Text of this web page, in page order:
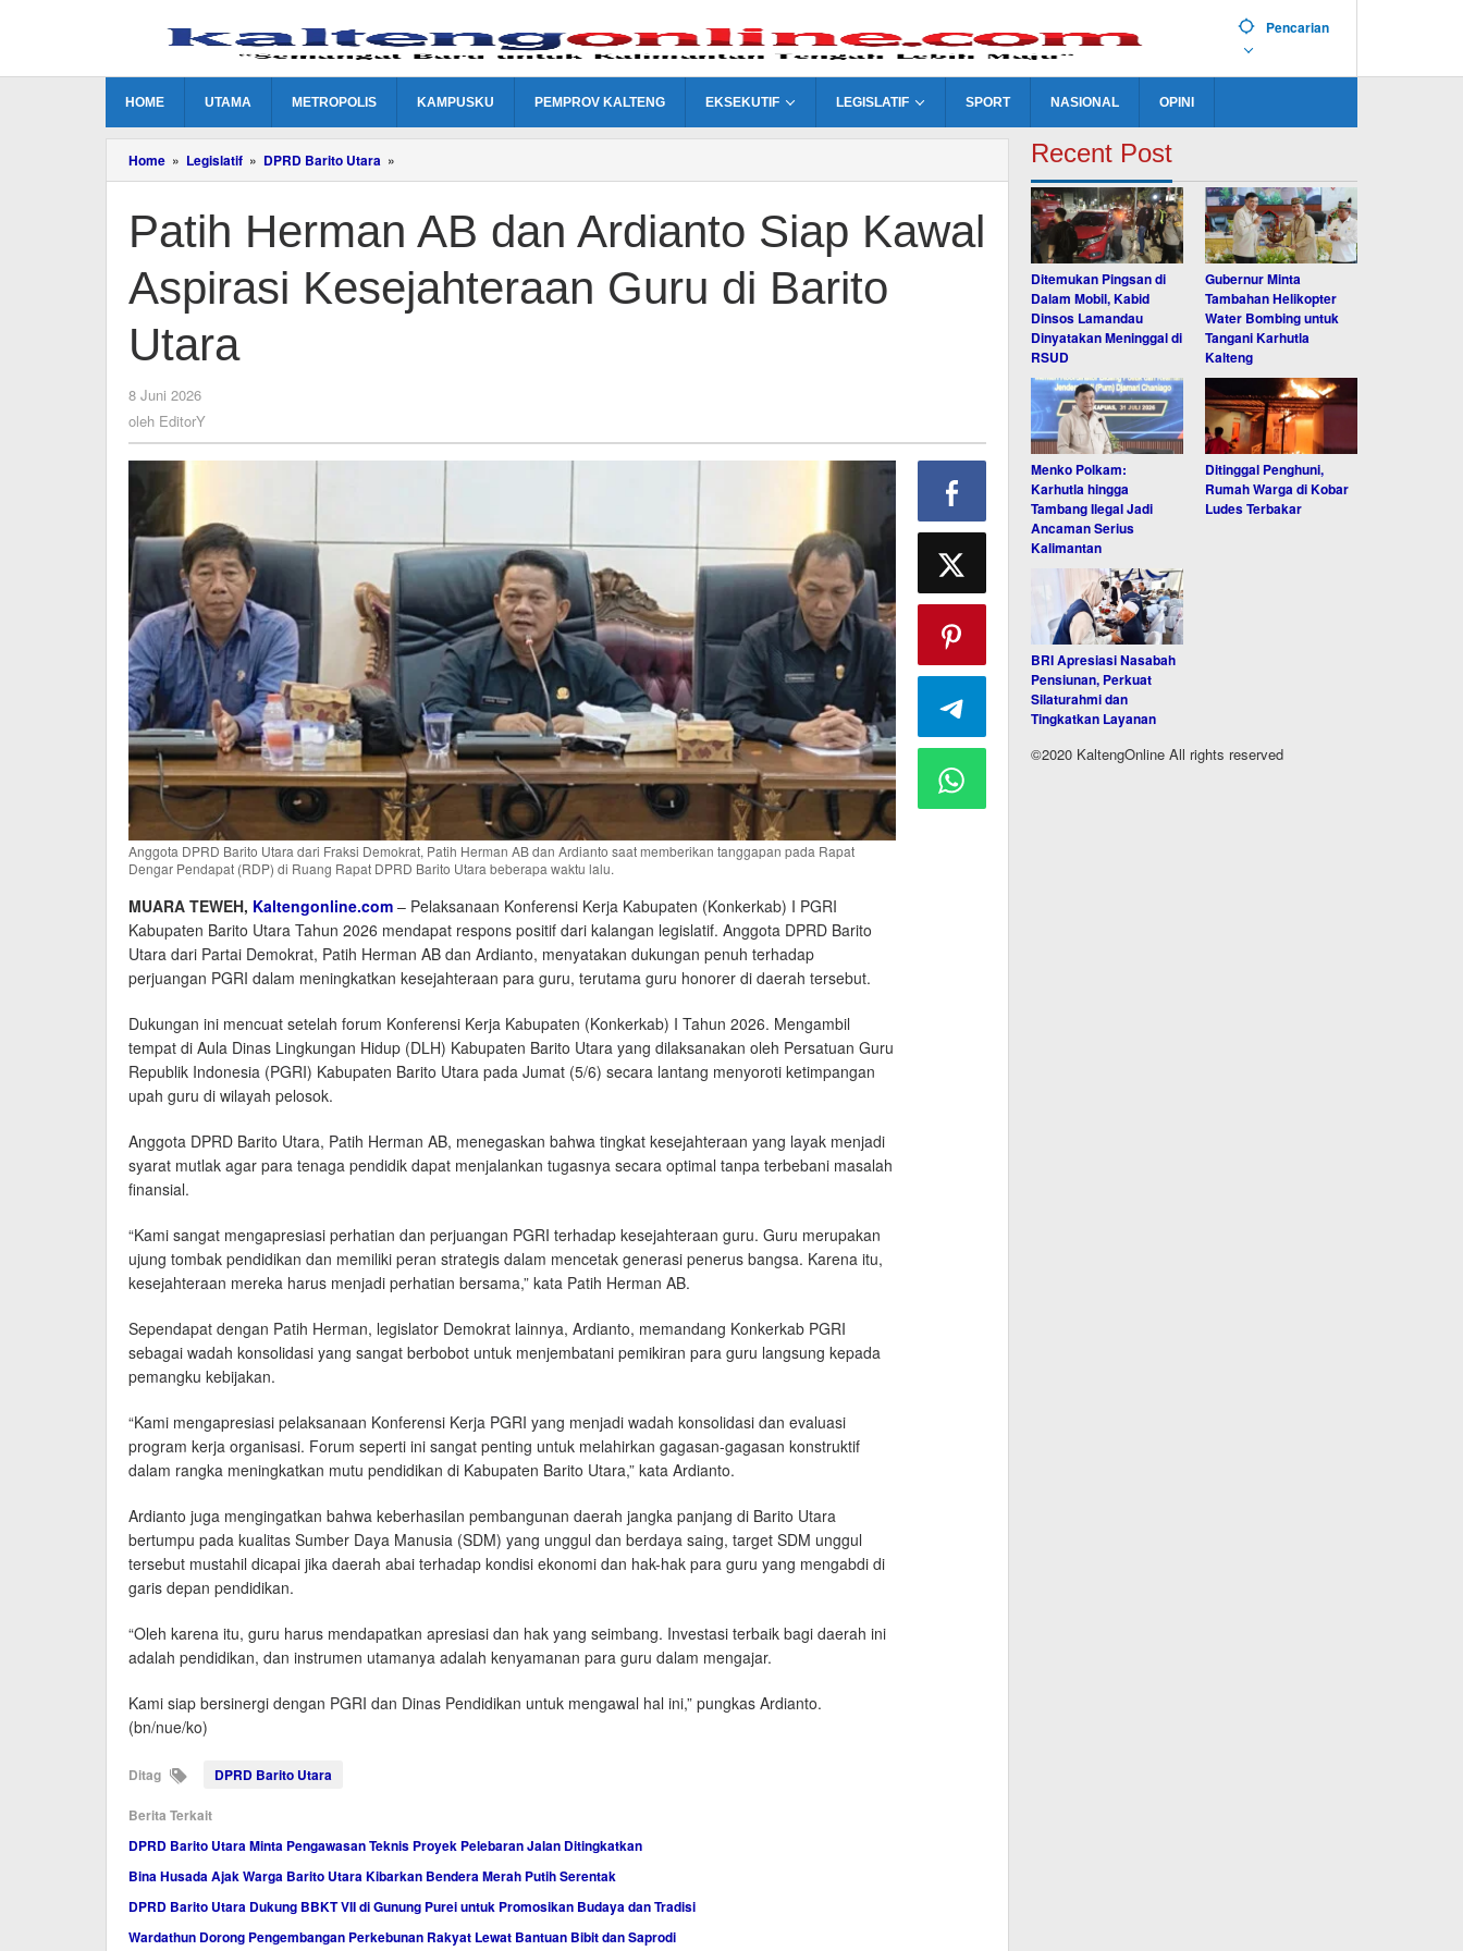
Pencarian
HOME UTAMA METROPOLIS KAMPUSKU PEMPROV KALTENG EKSEKUTIF LEGISLATIF SPORT NASIONAL OPINI
Home » Legislatif » DPRD Barito Utara »
Herman
dan
Ardianto
Kawal
Aspirasi
Kesejahteraan
Patih Herman AB dan Ardianto Siap Kawal
Aspirasi Kesejahteraan Guru di Barito
Utara
8 Juni 2026
oleh EditorY
Anggota DPRD Barito Utara dari Fraksi Demokrat, Patih Herman AB dan Ardianto saat memberikan tanggapan pada Rapat
Dengar Pendapat (RDP) di Ruang Rapat DPRD Barito Utara beberapa waktu lalu.
MUARA TEWEH, Kaltengonline.com – Pelaksanaan Konferensi Kerja Kabupaten (Konkerkab) I PGRI
Kabupaten Barito Utara Tahun 2026 mendapat respons positif dari kalangan legislatif. Anggota DPRD Barito
Utara dari Partai Demokrat, Patih Herman AB dan Ardianto, menyatakan dukungan penuh terhadap
perjuangan PGRI dalam meningkatkan kesejahteraan para guru, terutama guru honorer di daerah tersebut.
Dukungan ini mencuat setelah forum Konferensi Kerja Kabupaten (Konkerkab) I Tahun 2026. Mengambil
tempat di Aula Dinas Lingkungan Hidup (DLH) Kabupaten Barito Utara yang dilaksanakan oleh Persatuan Guru
Republik Indonesia (PGRI) Kabupaten Barito Utara pada Jumat (5/6) secara lantang menyoroti ketimpangan
upah guru di wilayah pelosok.
Anggota DPRD Barito Utara, Patih Herman AB, menegaskan bahwa tingkat kesejahteraan yang layak menjadi
syarat mutlak agar para tenaga pendidik dapat menjalankan tugasnya secara optimal tanpa terbebani masalah
finansial.
“Kami sangat mengapresiasi perhatian dan perjuangan PGRI terhadap kesejahteraan guru. Guru merupakan
ujung tombak pendidikan dan memiliki peran strategis dalam mencetak generasi penerus bangsa. Karena itu,
kesejahteraan mereka harus menjadi perhatian bersama,” kata Patih Herman AB.
Sependapat dengan Patih Herman, legislator Demokrat lainnya, Ardianto, memandang Konkerkab PGRI
sebagai wadah konsolidasi yang sangat berbobot untuk menjembatani pemikiran para guru langsung kepada
pemangku kebijakan.
“Kami mengapresiasi pelaksanaan Konferensi Kerja PGRI yang menjadi wadah konsolidasi dan evaluasi
program kerja organisasi. Forum seperti ini sangat penting untuk melahirkan gagasan-gagasan konstruktif
dalam rangka meningkatkan mutu pendidikan di Kabupaten Barito Utara,” kata Ardianto.
Ardianto juga mengingatkan bahwa keberhasilan pembangunan daerah jangka panjang di Barito Utara
bertumpu pada kualitas Sumber Daya Manusia (SDM) yang unggul dan berdaya saing, target SDM unggul
tersebut mustahil dicapai jika daerah abai terhadap kondisi ekonomi dan hak-hak para guru yang mengabdi di
garis depan pendidikan.
“Oleh karena itu, guru harus mendapatkan apresiasi dan hak yang seimbang. Investasi terbaik bagi daerah ini
adalah pendidikan, dan instrumen utamanya adalah kenyamanan para guru dalam mengajar.
Kami siap bersinergi dengan PGRI dan Dinas Pendidikan untuk mengawal hal ini,” pungkas Ardianto.
(bn/nue/ko)
Ditag DPRD Barito Utara
Berita Terkait
DPRD Barito Utara Minta Pengawasan Teknis Proyek Pelebaran Jalan Ditingkatkan
Bina Husada Ajak Warga Barito Utara Kibarkan Bendera Merah Putih Serentak
DPRD Barito Utara Dukung BBKT VII di Gunung Purei untuk Promosikan Budaya dan Tradisi
Wardathun Dorong Pengembangan Perkebunan Rakyat Lewat Bantuan Bibit dan Saprodi
Recent Post
Ditemukan Pingsan di
Dalam Mobil, Kabid
Dinsos Lamandau
Dinyatakan Meninggal di
RSUD
Gubernur Minta
Tambahan Helikopter
Water Bombing untuk
Tangani Karhutla
Kalteng
Menko Polkam:
Karhutla hingga
Tambang Ilegal Jadi
Ancaman Serius
Kalimantan
Ditinggal Penghuni,
Rumah Warga di Kobar
Ludes Terbakar
BRI Apresiasi Nasabah
Pensiunan, Perkuat
Silaturahmi dan
Tingkatkan Layanan
©2020 KaltengOnline All rights reserved